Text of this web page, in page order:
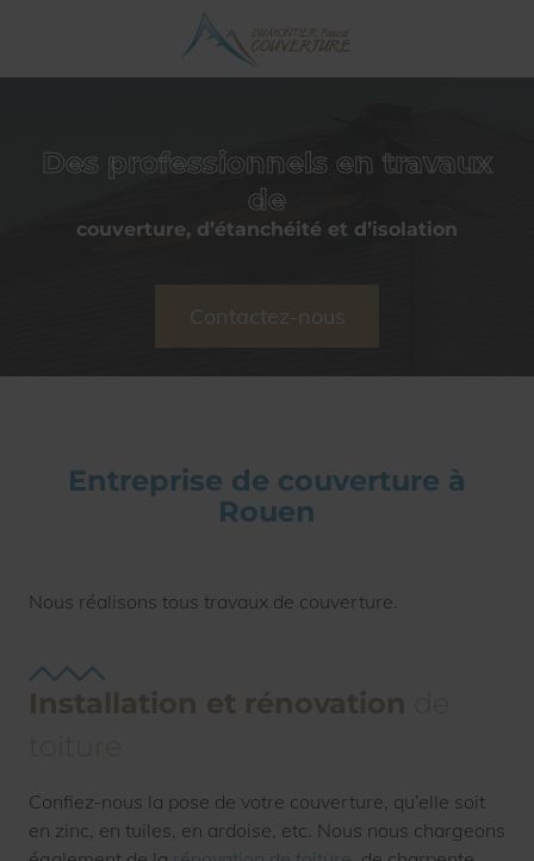
Des professionnels en travaux
de
couverture, d’étanchéité et d’isolation
Contactez-nous
Entreprise de couverture à
Rouen
Nous réalisons tous travaux de couverture.
Installation et rénovation de
toiture
Confiez-nous la pose de votre couverture, qu’elle soit
en zinc, en tuiles, en ardoise, etc. Nous nous chargeons